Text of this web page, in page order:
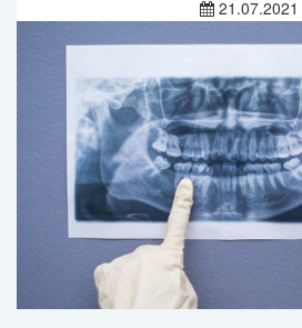
21.07.2021